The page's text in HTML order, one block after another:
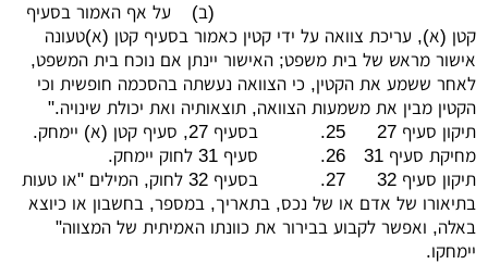
(ב)
על אף האמור בסעיף
קטן (א), עריכת צוואה על ידי קטין כאמור בסעיף קטן (א)טעונה
אישור מראש של בית משפט; האישור יינתן אם נוכח בית המשפט,
לאחר ששמע את הקטין, כי הצוואה נעשתה בהסכמה חופשית וכי
הקטין מבין את משמעות הצוואה, תוצאותיה ואת יכולת שינויה."
תיקון סעיף 27
25.
בסעיף 27, סעיף קטן (א) יימחק.
מחיקת סעיף 31
26.
סעיף 31 לחוק יימחק.
תיקון סעיף 32
27.
בסעיף 32 לחוק, המילים "או טעות
בתיאורו של אדם או של נכס, בתאריך, במספר, בחשבון או כיוצא
באלה, ואפשר לקבוע בבירור את כוונתו האמיתית של המצווה"
יימחקו.